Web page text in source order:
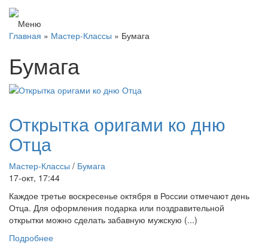
Меню
Главная » Мастер-Классы » Бумага
Бумага
Открытка оригами ко дню
Отца
Мастер-Классы / Бумага
17-окт, 17:44
Каждое третье воскресенье октября в России отмечают день
Отца. Для оформления подарка или поздравительной
открытки можно сделать забавную мужскую (...)
Подробнее